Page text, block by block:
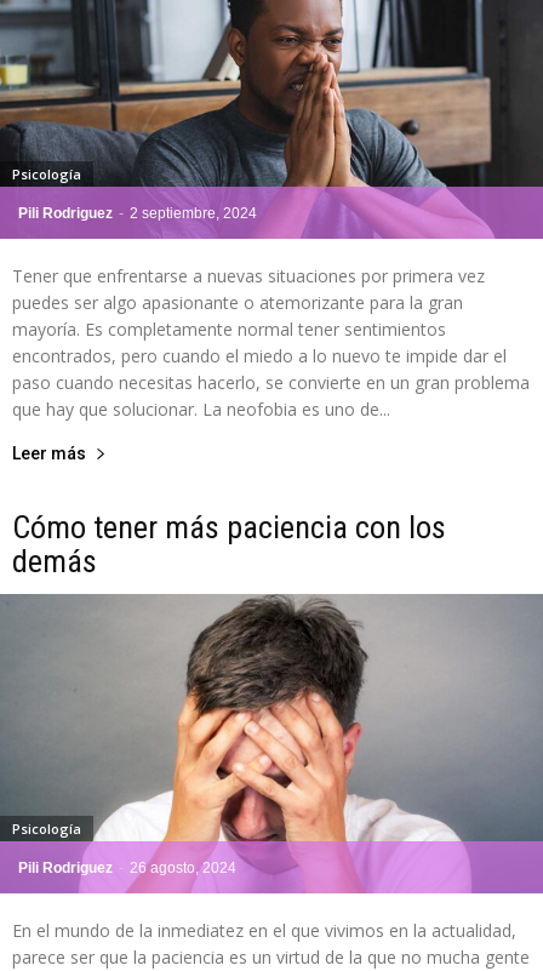
Pili Rodriguez - 2 septiembre, 2024
Psicología
Tener que enfrentarse a nuevas situaciones por primera vez
puedes ser algo apasionante o atemorizante para la gran
mayoría. Es completamente normal tener sentimientos
encontrados, pero cuando el miedo a lo nuevo te impide dar el
paso cuando necesitas hacerlo, se convierte en un gran problema
que hay que solucionar. La neofobia es uno de...
Leer más
Cómo tener más paciencia con los
demás
Pili Rodriguez - 26 agosto, 2024
Psicología
En el mundo de la inmediatez en el que vivimos en la actualidad,
parece ser que la paciencia es un virtud de la que no mucha gente